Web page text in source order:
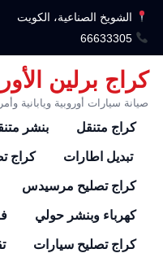
الشويخ الصناعية، الكويت
66633305
كراج برلين
صيانة سيارات أوروبية ويابانية
كراج متنقل بنشر
تبديل اطارات كراج
كراج تصليح مرسيدس
كهرباء وبنشر حولي
كراج تصليح سيارات